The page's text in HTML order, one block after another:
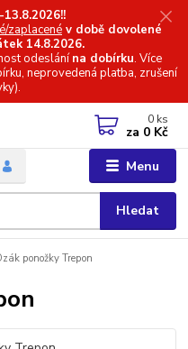
13.8.2026!!
zaplacené v době dovolené
14.8.2026.
odeslánína dobírku. Více
neprovedená platba, zrušení
Menu
Hledat
0 ks
za 0 Kč
ponožky Trepon